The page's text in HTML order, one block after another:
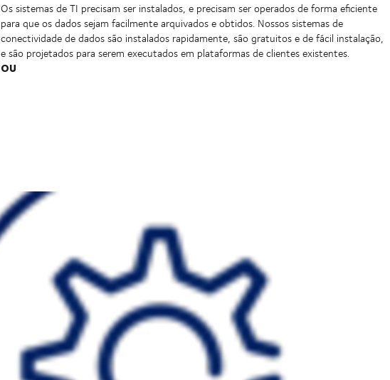
Os sistemas de TI precisam ser instalados, e precisam ser operados de forma eficiente
para que os dados sejam facilmente arquivados e obtidos. Nossos sistemas de
conectividade de dados são instalados rapidamente, são gratuitos e de fácil instalação,
e são projetados para serem executados em plataformas de clientes existentes.
OU